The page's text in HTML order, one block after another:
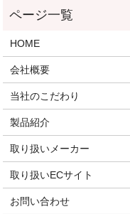
HOME
会社概要
当社のこだわり
製品紹介
取り扱いメーカー
取り扱いECサイト
お問い合わせ